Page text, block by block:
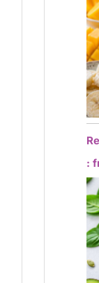
: